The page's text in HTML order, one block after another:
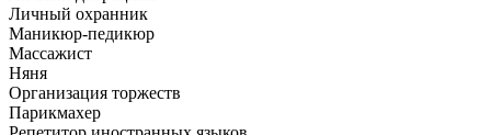
Личный охранник
Маникюр-педикюр
Массажист
Няня
Организация торжеств
Парикмахер